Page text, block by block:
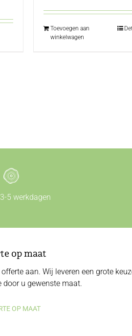
Toevoegen aan
winkelwagen
5 werkdagen
op maat
aan. Wij leveren een grote
door u gewenste maat.
OP MAAT